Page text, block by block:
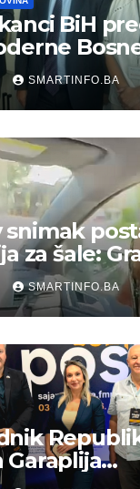
BiH
SMARTINFO.BA
snimak
za šale:
poslali
SMARTINFO.BA
Garaplija